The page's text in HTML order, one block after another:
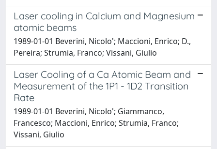
Laser cooling in Calcium and Magnesium
atomic beams
1989-01-01 Beverini, Nicolo'; Maccioni, Enrico; D.,
Pereira; Strumia, Franco; Vissani, Giulio
Laser Cooling of a Ca Atomic Beam and
Measurement of the 1P1 - 1D2 Transition
Rate
1989-01-01 Beverini, Nicolo'; Giammanco,
Francesco; Maccioni, Enrico; Strumia, Franco;
Vissani, Giulio